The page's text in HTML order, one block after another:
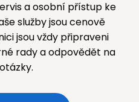
a osobní přístup ke
služby jsou cenově
jsou vždy připraveni
rady a odpovědět na